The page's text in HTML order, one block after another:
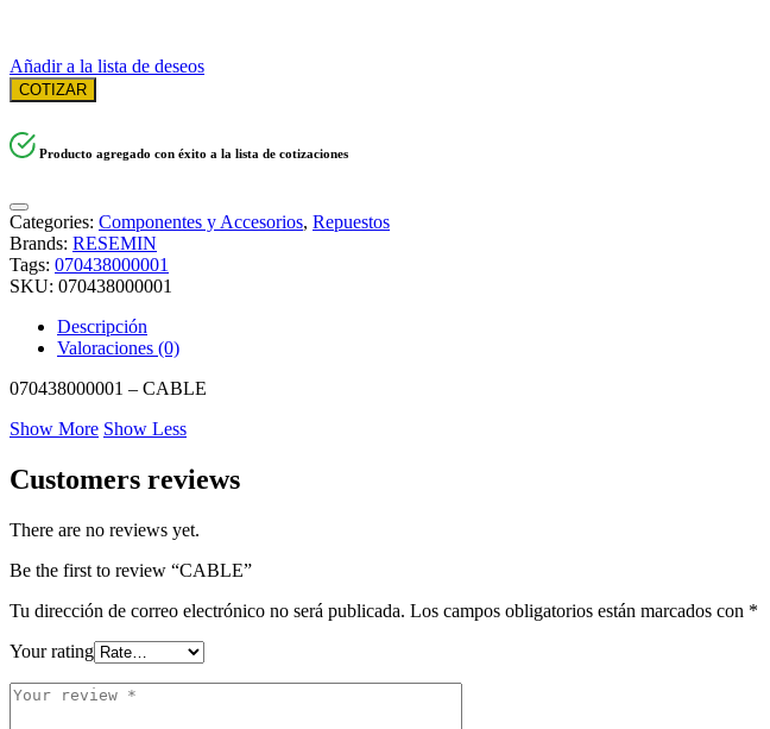
Añadir a la lista de deseos
COTIZAR
Producto agregado con éxito a la lista de cotizaciones
Categories: Componentes y Accesorios, Repuestos
Brands: RESEMIN
Tags: 070438000001
SKU: 070438000001
Descripción
Valoraciones (0)
070438000001 – CABLE
Show More Show Less
Customers reviews
There are no reviews yet.
Be the first to review “CABLE”
Tu dirección de correo electrónico no será publicada. Los campos obligatorios están marcados con *
Your rating